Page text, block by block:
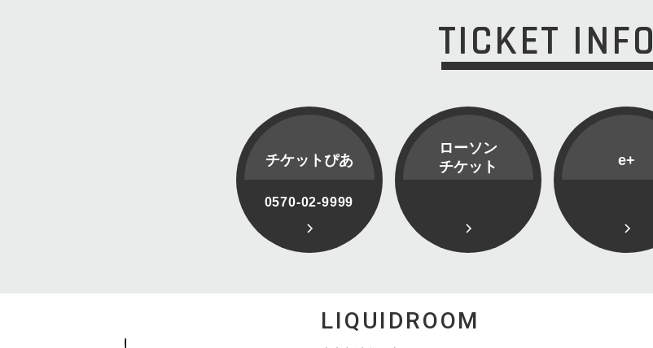
TICKET INFO
チケットぴあ
0570-02-9999
ローソン
チケット
e+
LIQUIDROOM